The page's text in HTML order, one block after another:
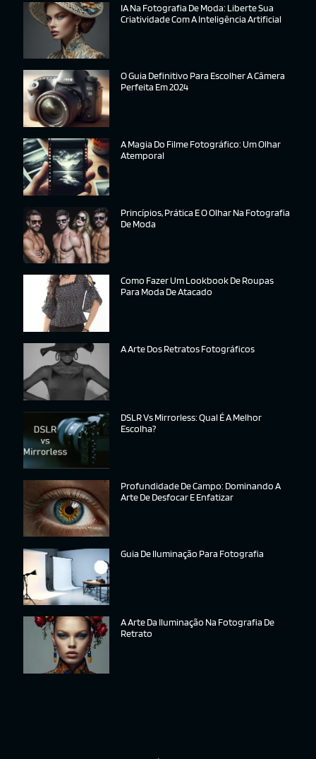
IA Na Fotografia De Moda: Liberte Sua
Criatividade Com A Inteligência Artificial
O Guia Definitivo Para Escolher A Câmera
Perfeita Em 2024
A Magia Do Filme Fotográfico: Um Olhar
Atemporal
Princípios, Prática E O Olhar Na Fotografia
De Moda
Como Fazer Um Lookbook De Roupas
Para Moda De Atacado
A Arte Dos Retratos Fotográficos
DSLR Vs Mirrorless: Qual É A Melhor
Escolha?
Profundidade De Campo: Dominando A
Arte De Desfocar E Enfatizar
Guia De Iluminação Para Fotografia
A Arte Da Iluminação Na Fotografia De
Retrato